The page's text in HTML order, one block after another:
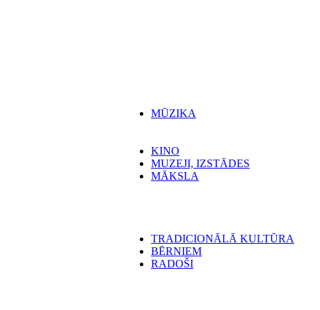
MŪZIKA
KINO
MUZEJI, IZSTĀDES
MĀKSLA
TRADICIONĀLĀ KULTŪRA
BĒRNIEM
RADOŠI